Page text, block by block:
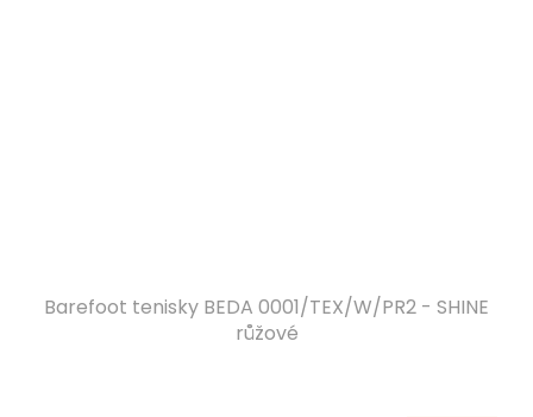
Barefoot tenisky BEDA 0001/TEX/W/PR2 - SHINE
růžové